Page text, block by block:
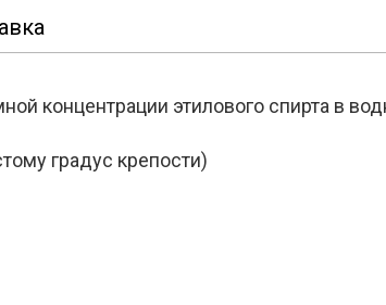
концентрации этилового спирта в
градус крепости)